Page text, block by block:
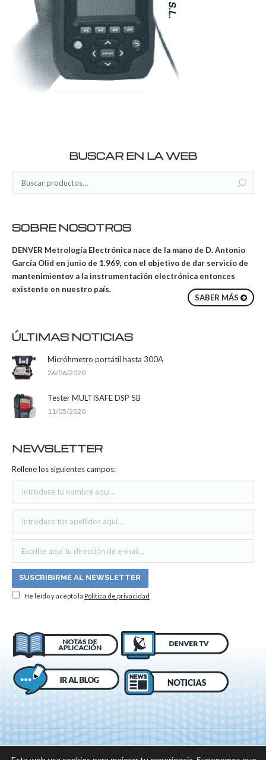
BUSCAR EN LA WEB
SOBRE NOSOTROS
DENVER Metrología Electrónica nace de la mano de D. Antonio
García Olid en junio de 1.969, con el objetivo de dar servicio de
mantenimientov a la instrumentación electrónica entonces
existente en nuestro país.
SABER MÁS
ÚLTIMAS NOTICIAS
Micróhmetro portátil hasta 300A
26/06/2020
Tester MULTISAFE DSP 5B
11/05/2020
NEWSLETTER
Rellene los siguientes campos:
He leído y acepto la Política de privacidad